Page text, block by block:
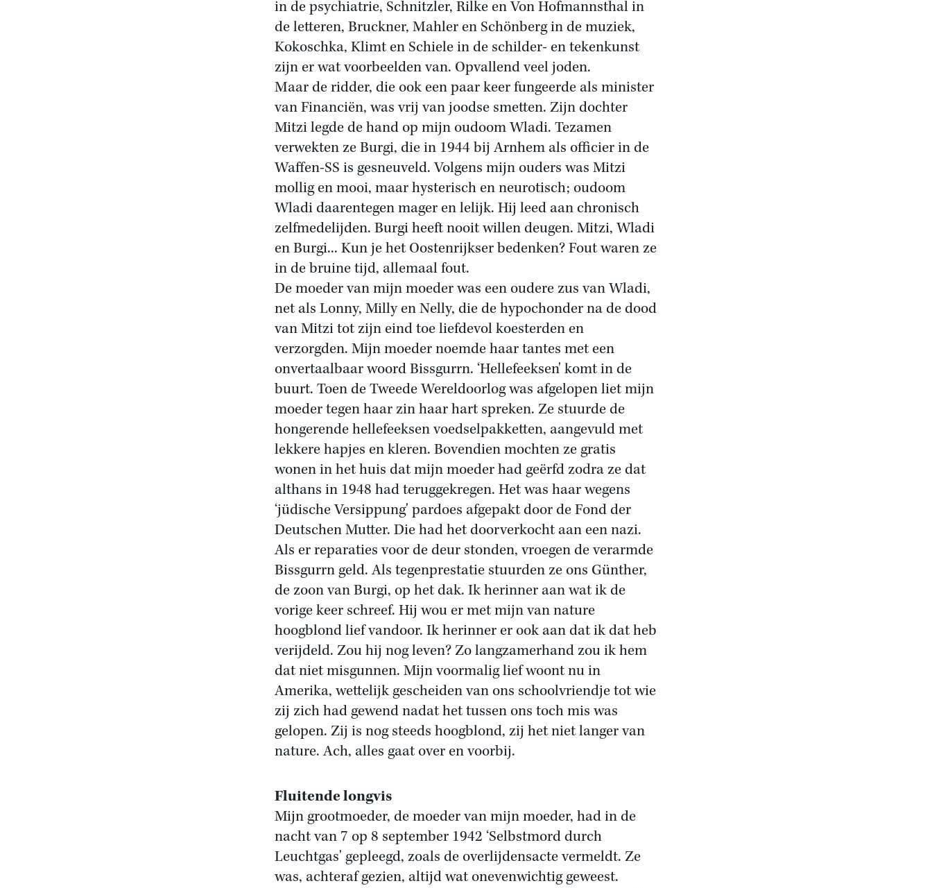
in de psychiatrie, Schnitzler, Rilke en Von Hofmannsthal in
de letteren, Bruckner, Mahler en Schönberg in de muziek,
Kokoschka, Klimt en Schiele in de schilder- en tekenkunst
zijn er wat voorbeelden van. Opvallend veel joden.
Maar de ridder, die ook een paar keer fungeerde als minister
van Financiën, was vrij van joodse smetten. Zijn dochter
Mitzi legde de hand op mijn oudoom Wladi. Tezamen
verwekten ze Burgi, die in 1944 bij Arnhem als officier in de
Waffen-SS is gesneuveld. Volgens mijn ouders was Mitzi
mollig en mooi, maar hysterisch en neurotisch; oudoom
Wladi daarentegen mager en lelijk. Hij leed aan chronisch
zelfmedelijden. Burgi heeft nooit willen deugen. Mitzi, Wladi
en Burgi... Kun je het Oostenrijkser bedenken? Fout waren ze
in de bruine tijd, allemaal fout.
De moeder van mijn moeder was een oudere zus van Wladi,
net als Lonny, Milly en Nelly, die de hypochonder na de dood
van Mitzi tot zijn eind toe liefdevol koesterden en
verzorgden. Mijn moeder noemde haar tantes met een
onvertaalbaar woord Bissgurrn. ‘Hellefeeksen' komt in de
buurt. Toen de Tweede Wereldoorlog was afgelopen liet mijn
moeder tegen haar zin haar hart spreken. Ze stuurde de
hongerende hellefeeksen voedselpakketten, aangevuld met
lekkere hapjes en kleren. Bovendien mochten ze gratis
wonen in het huis dat mijn moeder had geërfd zodra ze dat
althans in 1948 had teruggekregen. Het was haar wegens
‘jüdische Versippung' pardoes afgepakt door de Fond der
Deutschen Mutter. Die had het doorverkocht aan een nazi.
Als er reparaties voor de deur stonden, vroegen de verarmde
Bissgurrn geld. Als tegenprestatie stuurden ze ons Günther,
de zoon van Burgi, op het dak. Ik herinner aan wat ik de
vorige keer schreef. Hij wou er met mijn van nature
hoogblond lief vandoor. Ik herinner er ook aan dat ik dat heb
verijdeld. Zou hij nog leven? Zo langzamerhand zou ik hem
dat niet misgunnen. Mijn voormalig lief woont nu in
Amerika, wettelijk gescheiden van ons schoolvriendje tot wie
zij zich had gewend nadat het tussen ons toch mis was
gelopen. Zij is nog steeds hoogblond, zij het niet langer van
nature. Ach, alles gaat over en voorbij.
Fluitende longvis
Mijn grootmoeder, de moeder van mijn moeder, had in de
nacht van 7 op 8 september 1942 ‘Selbstmord durch
Leuchtgas' gepleegd, zoals de overlijdensacte vermeldt. Ze
was, achteraf gezien, altijd wat onevenwichtig geweest.